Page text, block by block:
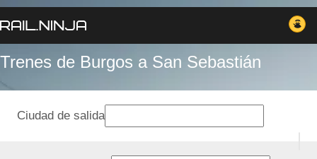
Trenes de Burgos a San Sebastián
Ciudad de salida